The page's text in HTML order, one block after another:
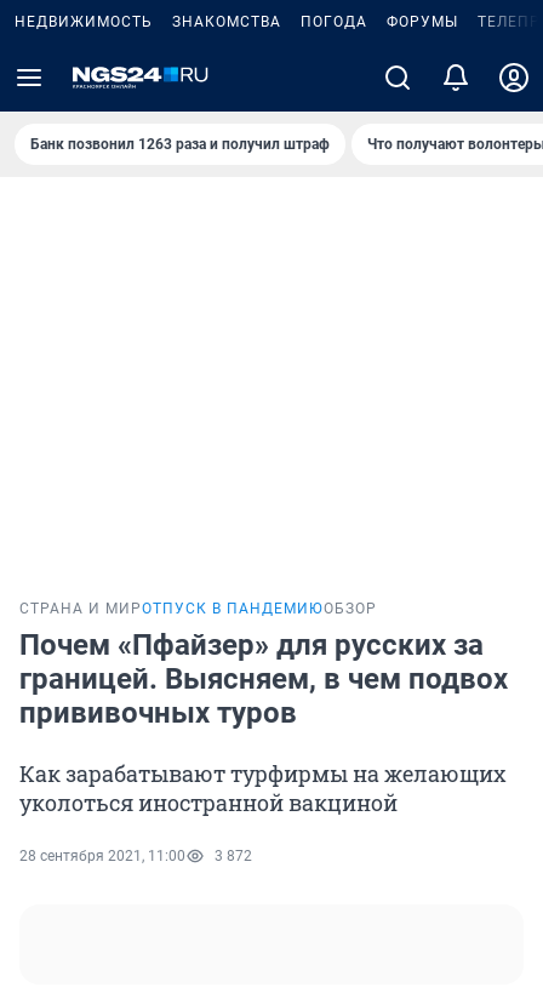
НЕДВИЖИМОСТЬ ЗНАКОМСТВА ПОГОДА ФОРУМЫ
Банк позвонил 1263 раза и получил штраф Что получают
СТРАНА И МИРОТПУСК В ПАНДЕМИЮОБЗОР
Почем «Пфайзер» для русских за
границей. Выясняем, в чем подвох
прививочных туров
Как зарабатывают турфирмы на желающих
уколоться иностранной вакциной
28 сентября 2021, 11:00 3 872